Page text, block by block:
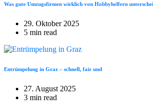
Was gute Umzugsfirmen wirklich von Hobbyhelfern
29. Oktober 2025
5 min read
Entrümpelung in Graz – schnell, fair und
27. August 2025
3 min read